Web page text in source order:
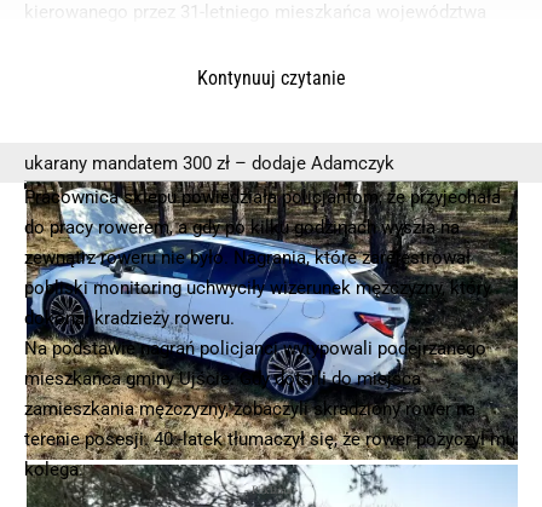
kierowanego przez 31-letniego mieszkańca województwa
asp.sztab Wojciech Adamczyk oficer prasowy Komendy
ukarany mandatem 300 zł – dodaje Adamczyk
Pracownica sklepu powiedziała policjantom, że przyjechała
do pracy rowerem, a gdy po kilku godzinach wyszła na
zewnątrz roweru nie było. Nagrania, które zarejestrował
pobliski monitoring uchwyciły wizerunek mężczyzny, który
dokonał kradzieży roweru.
Na podstawie nagrań policjanci wytypowali podejrzanego
mieszkańca gminy Ujście. Gdy dotarli do miejsca
zamieszkania mężczyzny, zobaczyli skradziony rower na
terenie posesji. 40 -latek tłumaczył się, że rower pożyczył mu
kolega.
- Reklama -
Kontynuuj czytanie
© 2025 – Wielkopolska 112, Wszelkie prawa zastrzeżone |hvln.pl